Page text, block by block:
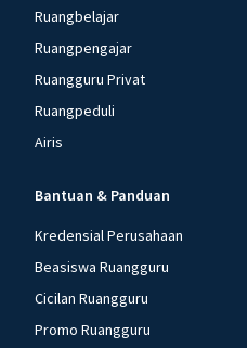
Ruangbelajar
Ruangpengajar
Ruangguru Privat
Ruangpeduli
Airis
Bantuan & Panduan
Kredensial Perusahaan
Beasiswa Ruangguru
Cicilan Ruangguru
Promo Ruangguru